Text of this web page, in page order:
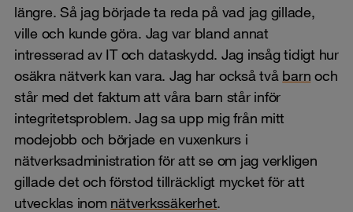
längre. Så jag började ta reda på vad jag gillade,
ville och kunde göra. Jag var bland annat
intresserad av IT och dataskydd. Jag insåg tidigt hur
osäkra nätverk kan vara. Jag har också två barn och
står med det faktum att våra barn står inför
integritetsproblem. Jag sa upp mig från mitt
modejobb och började en vuxenkurs i
nätverksadministration för att se om jag verkligen
gillade det och förstod tillräckligt mycket för att
utvecklas inom nätverkssäkerhet.